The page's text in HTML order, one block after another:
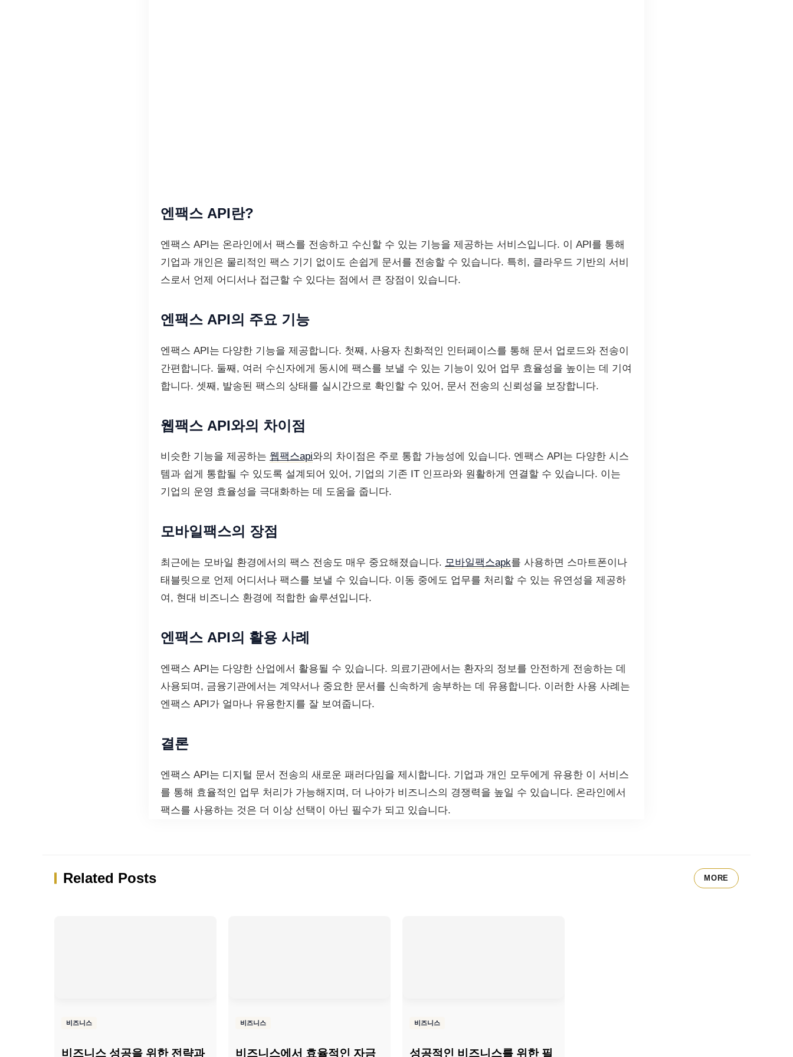
엔팩스 API란?
엔팩스 API는 온라인에서 팩스를 전송하고 수신할 수 있는 기능을 제공하는 서비스입니다. 이 API를 통해
기업과 개인은 물리적인 팩스 기기 없이도 손쉽게 문서를 전송할 수 있습니다. 특히, 클라우드 기반의 서비
스로서 언제 어디서나 접근할 수 있다는 점에서 큰 장점이 있습니다.
엔팩스 API의 주요 기능
엔팩스 API는 다양한 기능을 제공합니다. 첫째, 사용자 친화적인 인터페이스를 통해 문서 업로드와 전송이
간편합니다. 둘째, 여러 수신자에게 동시에 팩스를 보낼 수 있는 기능이 있어 업무 효율성을 높이는 데 기여
합니다. 셋째, 발송된 팩스의 상태를 실시간으로 확인할 수 있어, 문서 전송의 신뢰성을 보장합니다.
웹팩스 API와의 차이점
비슷한 기능을 제공하는 웹팩스api와의 차이점은 주로 통합 가능성에 있습니다. 엔팩스 API는 다양한 시스
템과 쉽게 통합될 수 있도록 설계되어 있어, 기업의 기존 IT 인프라와 원활하게 연결할 수 있습니다. 이는
기업의 운영 효율성을 극대화하는 데 도움을 줍니다.
모바일팩스의 장점
최근에는 모바일 환경에서의 팩스 전송도 매우 중요해졌습니다. 모바일팩스apk를 사용하면 스마트폰이나
태블릿으로 언제 어디서나 팩스를 보낼 수 있습니다. 이동 중에도 업무를 처리할 수 있는 유연성을 제공하
여, 현대 비즈니스 환경에 적합한 솔루션입니다.
엔팩스 API의 활용 사례
엔팩스 API는 다양한 산업에서 활용될 수 있습니다. 의료기관에서는 환자의 정보를 안전하게 전송하는 데
사용되며, 금융기관에서는 계약서나 중요한 문서를 신속하게 송부하는 데 유용합니다. 이러한 사용 사례는
엔팩스 API가 얼마나 유용한지를 잘 보여줍니다.
결론
엔팩스 API는 디지털 문서 전송의 새로운 패러다임을 제시합니다. 기업과 개인 모두에게 유용한 이 서비스
를 통해 효율적인 업무 처리가 가능해지며, 더 나아가 비즈니스의 경쟁력을 높일 수 있습니다. 온라인에서
팩스를 사용하는 것은 더 이상 선택이 아닌 필수가 되고 있습니다.
Related Posts MORE
비즈니스
비즈니스 성공을 위한 전략과
비즈니스
비즈니스에서 효율적인 자금
비즈니스
성공적인 비즈니스를 위한 필